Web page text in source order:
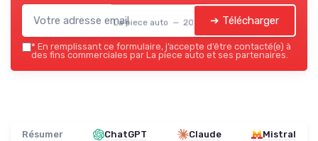
La piece auto — 2026 ➔ Télécharger
* En remplissant ce formulaire, j’accepte d’être contacté(e) à
des fins commerciales par La piece auto et ses partenaires.
Résumer ChatGPT Claude Mistral